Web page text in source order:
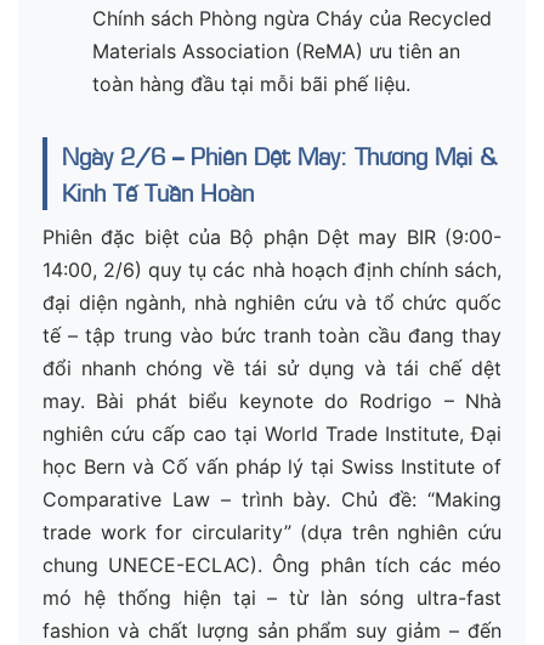
Chính sách Phòng ngừa Cháy của Recycled
Materials Association (ReMA) ưu tiên an
toàn hàng đầu tại mỗi bãi phế liệu.
Ngày 2/6 – Phiên Dệt May: Thương Mại &
Kinh Tế Tuần Hoàn
Phiên đặc biệt của Bộ phận Dệt may BIR (9:00-
14:00, 2/6) quy tụ các nhà hoạch định chính sách,
đại diện ngành, nhà nghiên cứu và tổ chức quốc
tế – tập trung vào bức tranh toàn cầu đang thay
đổi nhanh chóng về tái sử dụng và tái chế dệt
may. Bài phát biểu keynote do Rodrigo – Nhà
nghiên cứu cấp cao tại World Trade Institute, Đại
học Bern và Cố vấn pháp lý tại Swiss Institute of
Comparative Law – trình bày. Chủ đề: “Making
trade work for circularity” (dựa trên nghiên cứu
chung UNECE-ECLAC). Ông phân tích các méo
mó hệ thống hiện tại – từ làn sóng ultra-fast
fashion và chất lượng sản phẩm suy giảm – đến